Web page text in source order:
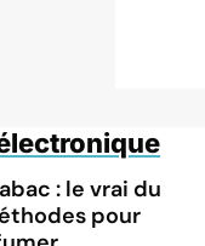
: le vrai du
pour